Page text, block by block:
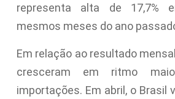
representa alta de 17,7%
mesmos meses do ano
Em relação ao resultado
cresceram em ritmo
importações. Em abril, o Brasil